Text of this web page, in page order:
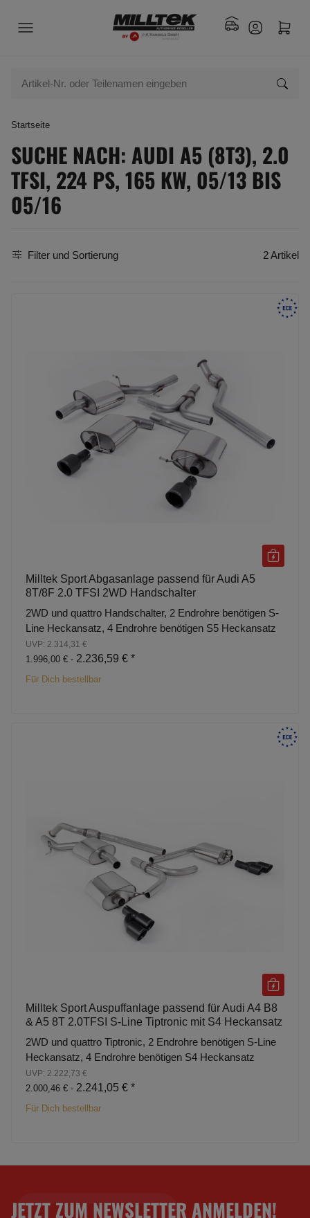
Startseite
SUCHE NACH: AUDI A5 (8T3), 2.0
TFSI, 224 PS, 165 KW, 05/13 BIS
05/16
Filter und Sortierung 2 Artikel
Milltek Sport Abgasanlage passend für Audi A5
8T/8F 2.0 TFSI 2WD Handschalter
2WD und quattro Handschalter, 2 Endrohre benötigen S-
Line Heckansatz, 4 Endrohre benötigen S5 Heckansatz
UVP: 2.314,31 €
1.996,00 € - 2.236,59 € *
Für Dich bestellbar
Milltek Sport Auspuffanlage passend für Audi A4 B8
& A5 8T 2.0TFSI S-Line Tiptronic mit S4 Heckansatz
2WD und quattro Tiptronic, 2 Endrohre benötigen S-Line
Heckansatz, 4 Endrohre benötigen S4 Heckansatz
UVP: 2.222,73 €
2.000,46 € - 2.241,05 € *
Für Dich bestellbar
JETZT ZUM NEWSLETTER ANMELDEN!